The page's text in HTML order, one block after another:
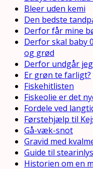
Bleer uden kemi
Den bedste
Derfor får mine
Derfor skal baby
og grød
Derfor undgår
Er grøn te farligt?
Fiskehitlisten
Fiskeolie er det
Fordele ved
Førstehjælp til
Gå-væk-snot
Gravid med
Guide til stearinlys
Historien om en